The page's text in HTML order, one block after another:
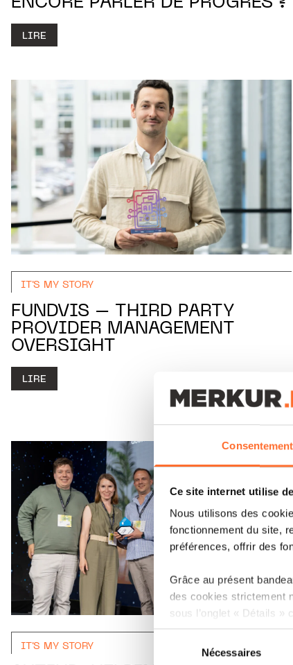
Consentement
Ce site internet utilise
Nous utilisons des
fonctionnement du site,
préférences, offrir des
Grâce au présent
des cookies strictement
sous l’onglet « Détails »
Il est précisé que la
Sélection
Nécessaires
LIRE
IT'S MY STORY
FUNDVIS – THIRD PARTY
PROVIDER MANAGEMENT
OVERSIGHT
LIRE
IT'S MY STORY